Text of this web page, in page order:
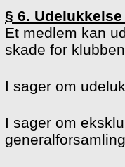
§ 6.
Et medlem kan
skade for
I sager om
I sager om